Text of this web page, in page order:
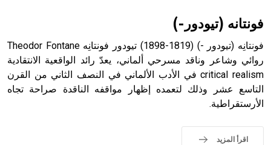
فونتانه (تيودور-)
فونتانِه (تيودور -) (1819-1898) تيودور فونتانِه Theodor Fontane
روائي وشاعر وناقد مسرحي ألماني، يعدّ رائد الواقعية الانتقادية
critical realism في الأدب الألماني في النصف الثاني من القرن
التاسع عشر وذلك لتعمده إظهار مواقفه الناقدة صراحة تجاه
الأرستقراطية.
اقرأ المزيد